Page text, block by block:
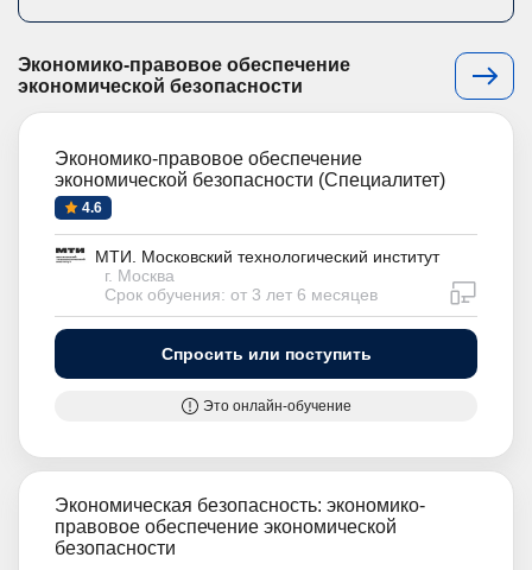
Экономико-правовое обеспечение
экономической безопасности
Экономико-правовое обеспечение
экономической безопасности (Специалитет)
4.6
МТИ. Московский технологический институт
г. Москва
Срок обучения: от 3 лет 6 месяцев
Спросить или поступить
Это онлайн-обучение
Экономическая безопасность: экономико-
правовое обеспечение экономической
безопасности